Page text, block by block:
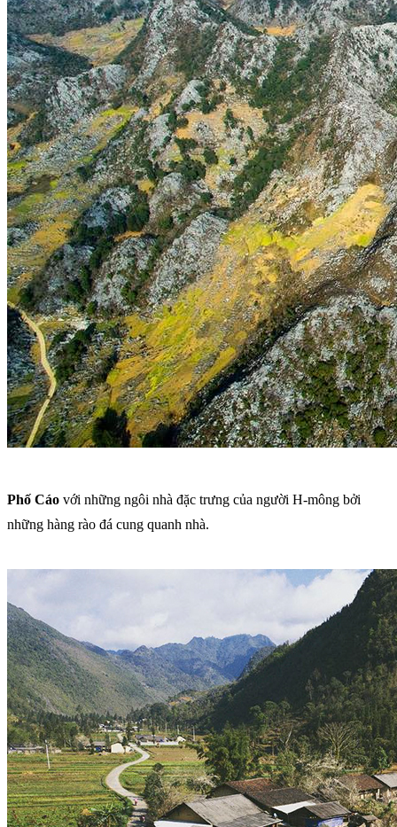
Phố Cáo với những ngôi nhà đặc trưng của người H-mông bởi
những hàng rào đá cung quanh nhà.